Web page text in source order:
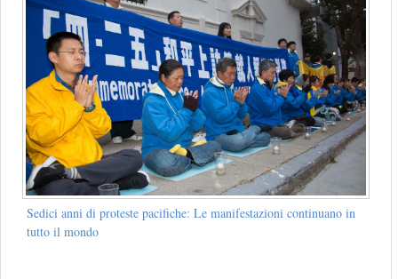
Sedici anni di proteste pacifiche: Le manifestazioni continuano in
tutto il mondo